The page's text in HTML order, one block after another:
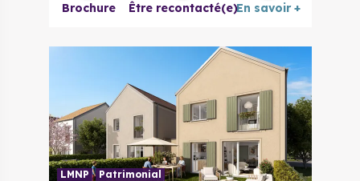
Brochure Être recontacté(e)En savoir +
LMNP Patrimonial